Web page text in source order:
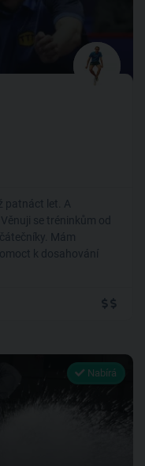
patnáct let. A
se tréninkům od
Mám
k dosahování
Nabírá